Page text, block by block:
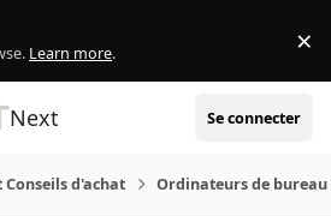
Learn more. ×
Next Se connecter
d'achat Ordinateurs de bureau